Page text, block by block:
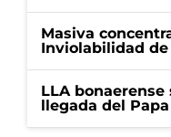
Masiva
Inviolabilidad
LLA
llegada del Papa